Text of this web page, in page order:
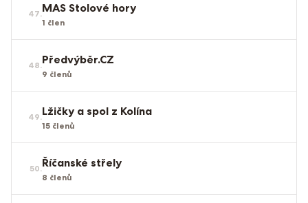
47.MAS Stolové hory
1 člen
48.Předvýběr.CZ
9 členů
49.Lžičky a spol z Kolína
15 členů
50.Říčanské střely
8 členů